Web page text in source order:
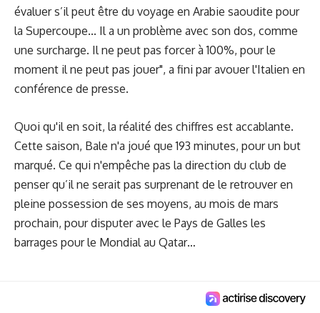
évaluer s’il peut être du voyage en Arabie saoudite pour
la Supercoupe... Il a un problème avec son dos, comme
une surcharge. Il ne peut pas forcer à 100%, pour le
moment il ne peut pas jouer", a fini par avouer l'Italien en
conférence de presse.
Quoi qu'il en soit, la réalité des chiffres est accablante.
Cette saison, Bale n'a joué que 193 minutes, pour un but
marqué. Ce qui n'empêche pas la direction du club de
penser qu’il ne serait pas surprenant de le retrouver en
pleine possession de ses moyens, au mois de mars
prochain, pour disputer avec le Pays de Galles les
barrages pour le Mondial au Qatar…